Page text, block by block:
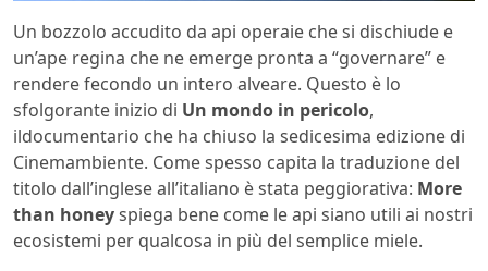
Un bozzolo accudito da api operaie che si dischiude e
un’ape regina che ne emerge pronta a “governare” e
rendere fecondo un intero alveare. Questo è lo
sfolgorante inizio di Un mondo in pericolo,
ildocumentario che ha chiuso la sedicesima edizione di
Cinemambiente. Come spesso capita la traduzione del
titolo dall’inglese all’italiano è stata peggiorativa: More
than honeyspiega bene come le api siano utili ai nostri
ecosistemi per qualcosa in più del semplice miele.